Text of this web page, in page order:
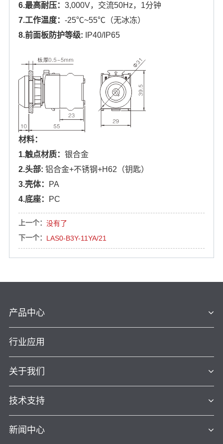
6.最高耐压： 3,000V，交流50Hz，1分钟
7.工作温度： -25℃~55℃（无冰冻）
8.前面板防护等级: IP40/IP65
材料：
1.触点材质： 银合金
2.头部: 铝合金+不锈钢+H62（钥匙）
3.壳体：
PA
4.底座：
PC
上一个： 没有了
下一个： LAS0-B3Y-11YA/21
产品中心
行业应用
关于我们
技术支持
新闻中心